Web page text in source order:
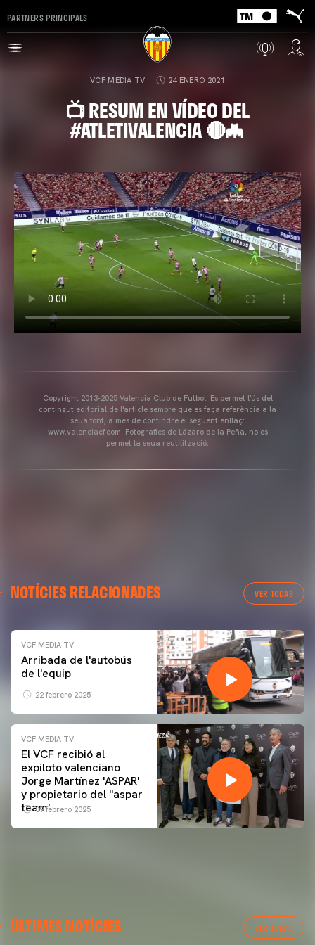
PARTNERS PRINCIPALS
VCF MEDIA TV 24 ENERO 2021
📺 RESUM EN VÍDEO DEL
#ATLETIVALENCIA 🔴🦇
Copyright 2013-2025 Valencia Club de Futbol. Es permet l'ús del
contingut editorial de l'article sempre que es faça referència a la
seua font, a més de contindre el següent enllaç:
www.valenciacf.com. Fotografies de Lázaro de la Peña, no es
permet la seua reutilització.
NOTÍCIES RELACIONADES VER TODAS
VCF MEDIA TV
Arribada de l'autobús
de l'equip
22 febrero 2025
VCF MEDIA TV
El VCF recibió al
expiloto valenciano
Jorge Martínez 'ASPAR'
y propietario del ''aspar
team'
09 febrero 2025
ÚLTIMES NOTÍCIES VER TODAS